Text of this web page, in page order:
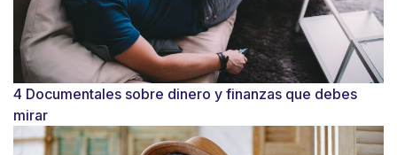
4 Documentales sobre dinero y finanzas que debes
mirar